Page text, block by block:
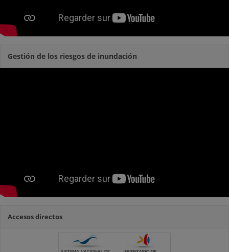
Gestión de los riesgos de inundación
Accesos directos